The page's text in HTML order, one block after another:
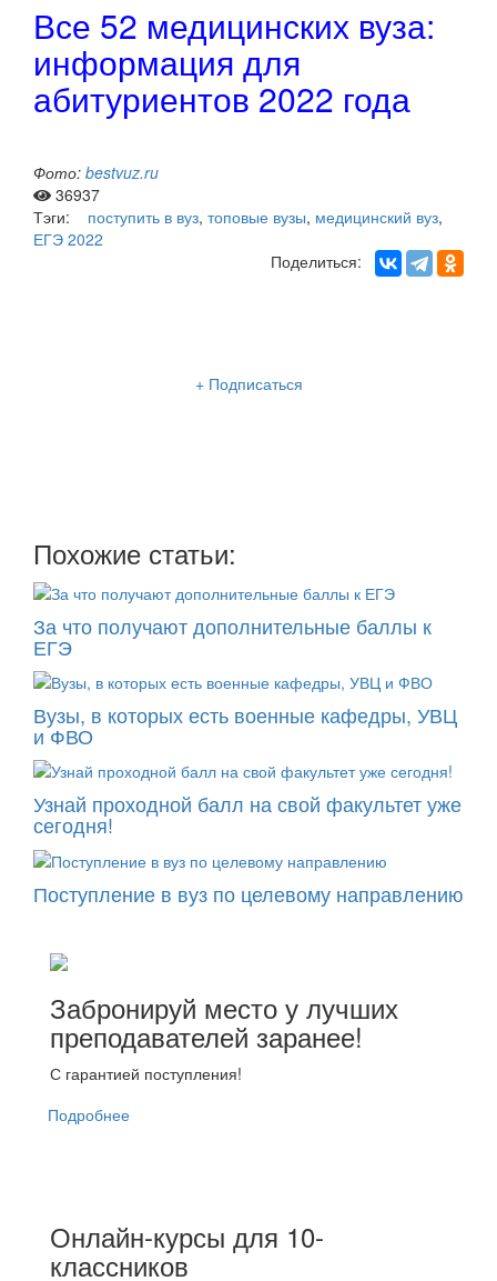
Все 52 медицинских вуза:
информация для
абитуриентов 2022 года
Фото: bestvuz.ru
36937
Тэги:
поступить в вуз, топовые вузы, медицинский вуз,
ЕГЭ 2022
Поделиться:
+ Подписаться
Похожие статьи:
За что получают дополнительные баллы к
ЕГЭ
Вузы, в которых есть военные кафедры, УВЦ
и ФВО
Узнай проходной балл на свой факультет уже
сегодня!
Поступление в вуз по целевому направлению
Забронируй место у лучших
преподавателей заранее!
С гарантией поступления!
Подробнее
Онлайн-курсы для 10-
классников